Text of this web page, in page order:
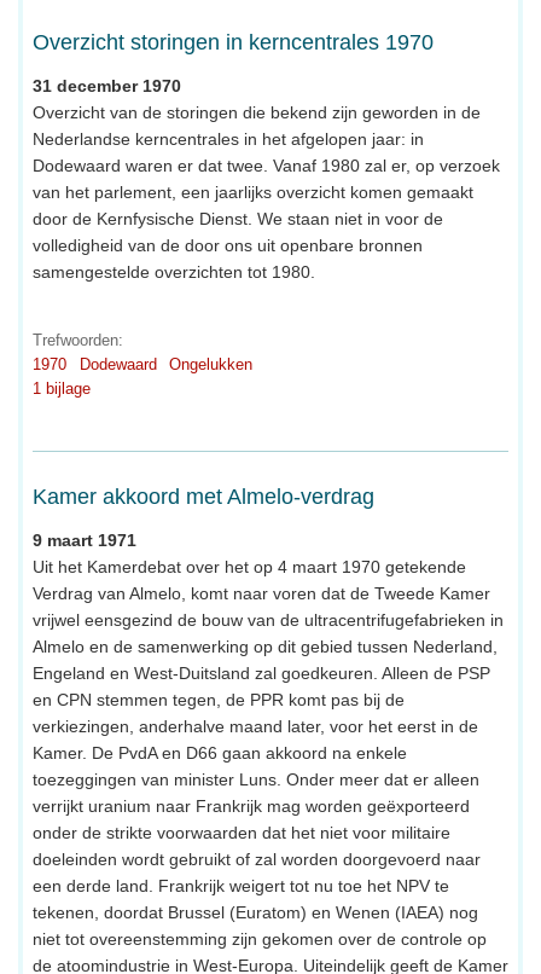
Overzicht storingen in kerncentrales 1970
31 december 1970
Overzicht van de storingen die bekend zijn geworden in de
Nederlandse kerncentrales in het afgelopen jaar: in
Dodewaard waren er dat twee. Vanaf 1980 zal er, op verzoek
van het parlement, een jaarlijks overzicht komen gemaakt
door de Kernfysische Dienst. We staan niet in voor de
volledigheid van de door ons uit openbare bronnen
samengestelde overzichten tot 1980.
Trefwoorden:
1970
Dodewaard
Ongelukken
1 bijlage
Kamer akkoord met Almelo-verdrag
9 maart 1971
Uit het Kamerdebat over het op 4 maart 1970 getekende
Verdrag van Almelo, komt naar voren dat de Tweede Kamer
vrijwel eensgezind de bouw van de ultracentrifugefabrieken in
Almelo en de samenwerking op dit gebied tussen Nederland,
Engeland en West-Duitsland zal goedkeuren. Alleen de PSP
en CPN stemmen tegen, de PPR komt pas bij de
verkiezingen, anderhalve maand later, voor het eerst in de
Kamer. De PvdA en D66 gaan akkoord na enkele
toezeggingen van minister Luns. Onder meer dat er alleen
verrijkt uranium naar Frankrijk mag worden geëxporteerd
onder de strikte voorwaarden dat het niet voor militaire
doeleinden wordt gebruikt of zal worden doorgevoerd naar
een derde land. Frankrijk weigert tot nu toe het NPV te
tekenen, doordat Brussel (Euratom) en Wenen (IAEA) nog
niet tot overeenstemming zijn gekomen over de controle op
de atoomindustrie in West-Europa. Uiteindelijk geeft de Kamer